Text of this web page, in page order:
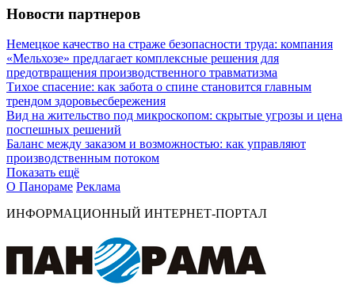
Новости партнеров
Немецкое качество на страже безопасности труда: компания
«Мельхозе» предлагает комплексные решения для
предотвращения производственного травматизма
Тихое спасение: как забота о спине становится главным
трендом здоровьесбережения
Вид на жительство под микроскопом: скрытые угрозы и цена
поспешных решений
Баланс между заказом и возможностью: как управляют
производственным потоком
Показать ещё
О Панораме Реклама
ИНФОРМАЦИОННЫЙ ИНТЕРНЕТ-ПОРТАЛ